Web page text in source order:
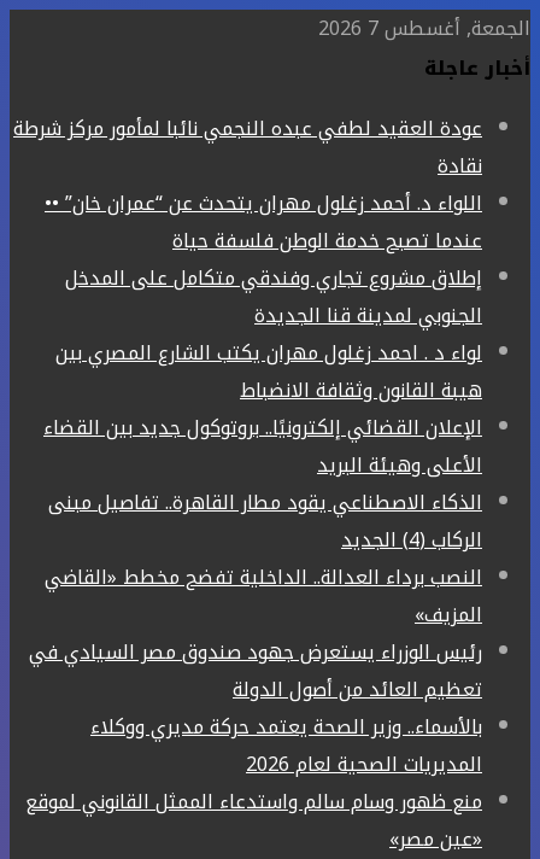
الجمعة, أغسطس 7 2026
أخبار عاجلة
عودة العقيد لطفي عبده النجمي نائبا لمأمور مركز شرطة
نقادة
اللواء د. أحمد زغلول مهران يتحدث عن “عمران خان” ••
عندما تصبح خدمة الوطن فلسفة حياة
إطلاق مشروع تجاري وفندقي متكامل على المدخل
الجنوبي لمدينة قنا الجديدة
لواء د . احمد زغلول مهران يكتب الشارع المصري بين
هيبة القانون وثقافة الانضباط
الإعلان القضائي إلكترونيًا.. بروتوكول جديد بين القضاء
الأعلى وهيئة البريد
الذكاء الاصطناعي يقود مطار القاهرة.. تفاصيل مبنى
الركاب (4) الجديد
النصب برداء العدالة.. الداخلية تفضح مخطط «القاضي
المزيف»
رئيس الوزراء يستعرض جهود صندوق مصر السيادي في
تعظيم العائد من أصول الدولة
بالأسماء.. وزير الصحة يعتمد حركة مديري ووكلاء
المديريات الصحية لعام 2026
منع ظهور وسام سالم واستدعاء الممثل القانوني لموقع
«عين مصر»